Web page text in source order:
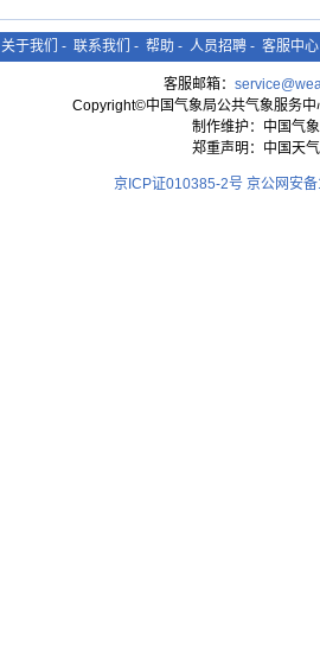
关于我们 - 联系我们 - 帮助 - 人员招聘 - 客服中心
客服邮箱：
Copyright©中国气象局公共气象服务
制作维护：中国气
郑重声明：中国天
京ICP证010385-2号 京公网安